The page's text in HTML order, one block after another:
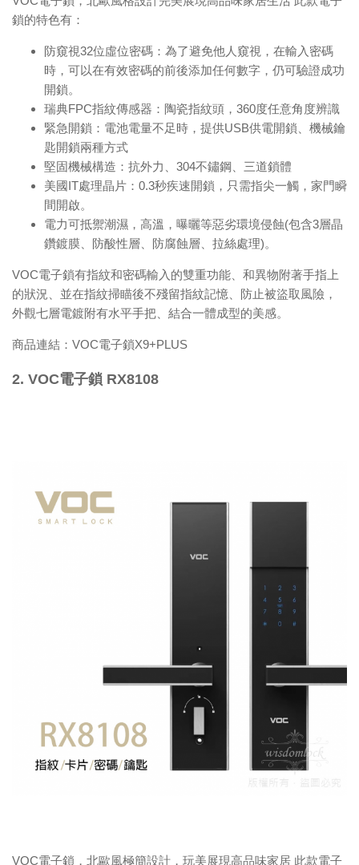
鎖的特色有：
防窺視32位虛位密碼：為了避免他人窺視，在輸入密碼
時，可以在有效密碼的前後添加任何數字，仍可驗證成功
開鎖。
瑞典FPC指紋傳感器：陶瓷指紋頭，360度任意角度辨識
緊急開鎖：電池電量不足時，提供USB供電開鎖、機械鑰
匙開鎖兩種方式
堅固機械構造：抗外力、304不鏽鋼、三道鎖體
美國IT處理晶片：0.3秒疾速開鎖，只需指尖一觸，家門瞬
間開啟。
電力可抵禦潮濕，高溫，曝曬等惡劣環境侵蝕(包含3層晶
鑽鍍膜、防酸性層、防腐蝕層、拉絲處理)。
VOC電子鎖有指紋和密碼輸入的雙重功能、和異物附著手指上
的狀況、並在指紋掃瞄後不殘留指紋記憶、防止被盜取風險，
外觀七層電鍍附有水平手把、結合一體成型的美感。
商品連結： VOC電子鎖X9+PLUS
2. VOC電子鎖 RX8108
VOC電子鎖，北歐風極簡設計，玩美展現高品味家居 此款電子